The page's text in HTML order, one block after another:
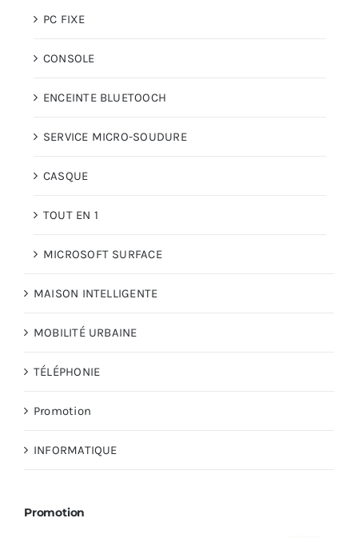
PC FIXE
CONSOLE
ENCEINTE BLUETOOCH
SERVICE MICRO-SOUDURE
CASQUE
TOUT EN 1
MICROSOFT SURFACE
MAISON INTELLIGENTE
MOBILITÉ URBAINE
TÉLÉPHONIE
Promotion
INFORMATIQUE
Promotion